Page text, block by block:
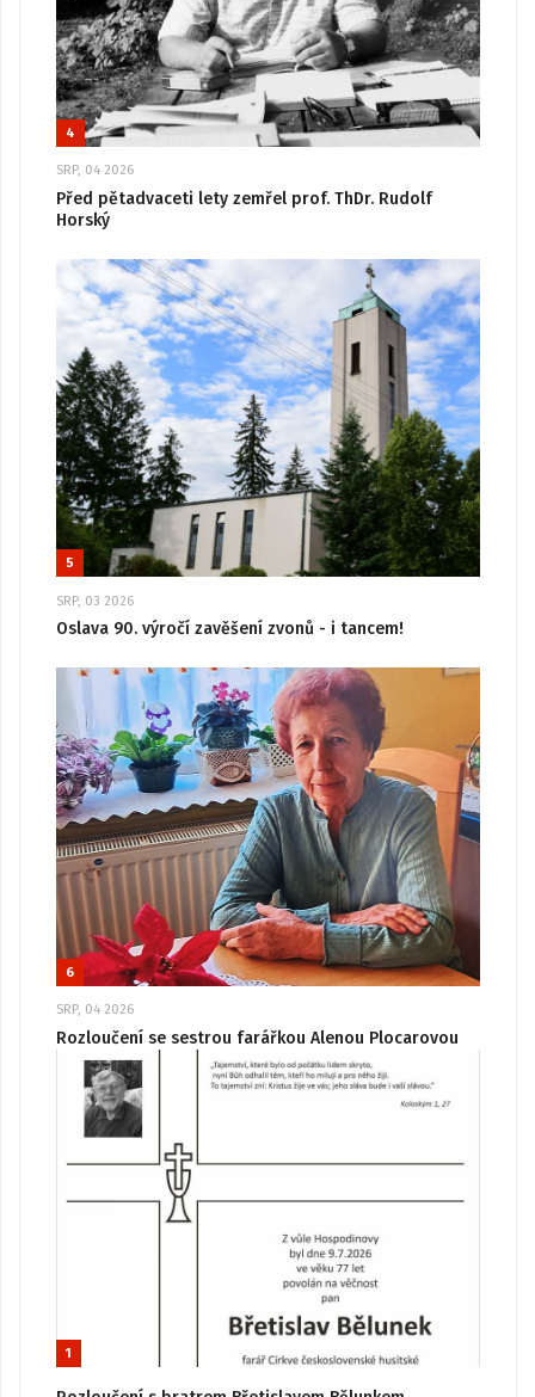
4
SRP, 04 2026
Před pětadvaceti lety zemřel prof. ThDr. Rudolf
Horský
5
SRP, 03 2026
Oslava 90. výročí zavěšení zvonů - i tancem!
6
SRP, 04 2026
Rozloučení se sestrou farářkou Alenou Plocarovou
1